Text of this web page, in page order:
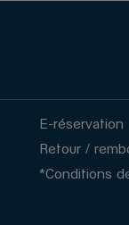
E-réservation
Retour /
*Conditions